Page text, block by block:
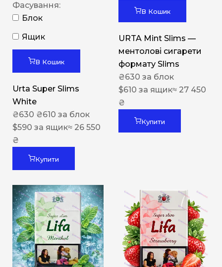
Фасування:
Блок
Ящик
В Кошик
Urta Super Slims
White
₴630 ₴610 за блок
$590 за ящик≈ 26 550
₴
Купити
В Кошик
URTA Mint Slims —
ментолові сигарети
формату Slims
₴630 за блок
$610 за ящик≈ 27 450
₴
Купити